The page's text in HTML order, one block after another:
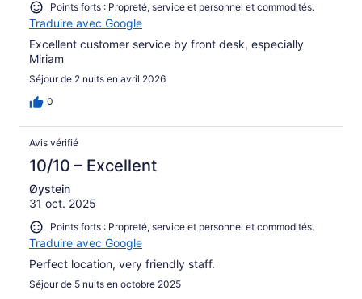
Points forts : Propreté, service et personnel et commodités.
Traduire avec Google
Excellent customer service by front desk, especially
Miriam
Séjour de 2 nuits en avril 2026
0
Avis vérifié
10/10 – Excellent
Øystein
31 oct. 2025
Points forts : Propreté, service et personnel et commodités.
Traduire avec Google
Perfect location, very friendly staff.
Séjour de 5 nuits en octobre 2025